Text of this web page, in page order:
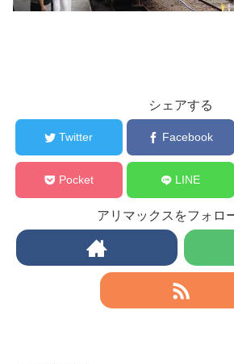
シェアする
Twitter Facebook
Pocket LINE
アリマックスをフォロ